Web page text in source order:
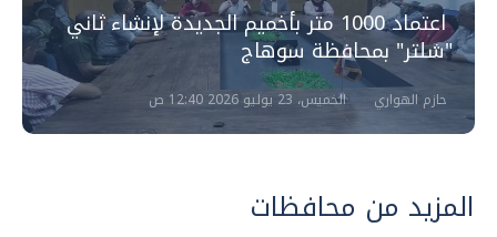
اعتماد 1000 متر بأخميم الجديدة لإنشاء ثاني
"شلتر" بمحافظة سوهاج
حازم الهواري الخميس، 23 يوليو 2026 12:40 ص
المزيد من محافظات